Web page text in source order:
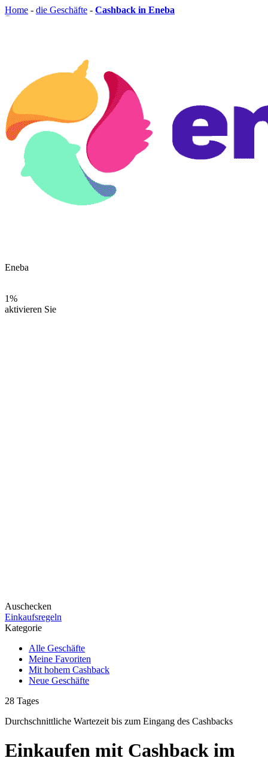
Home - die Geschäfte - Cashback in Eneba
Eneba
1%
aktivieren Sie
Auschecken
Einkaufsregeln
Kategorie
Alle Geschäfte
Meine Favoriten
Mit hohem Cashback
Neue Geschäfte
28 Tages
Durchschnittliche Wartezeit bis zum Eingang des Cashbacks
Einkaufen mit Cashback im